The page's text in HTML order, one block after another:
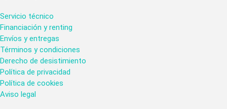
Servicio técnico
Financiación y renting
Envíos y entregas
Términos y condiciones
Derecho de desistimiento
Política de privacidad
Política de cookies
Aviso legal